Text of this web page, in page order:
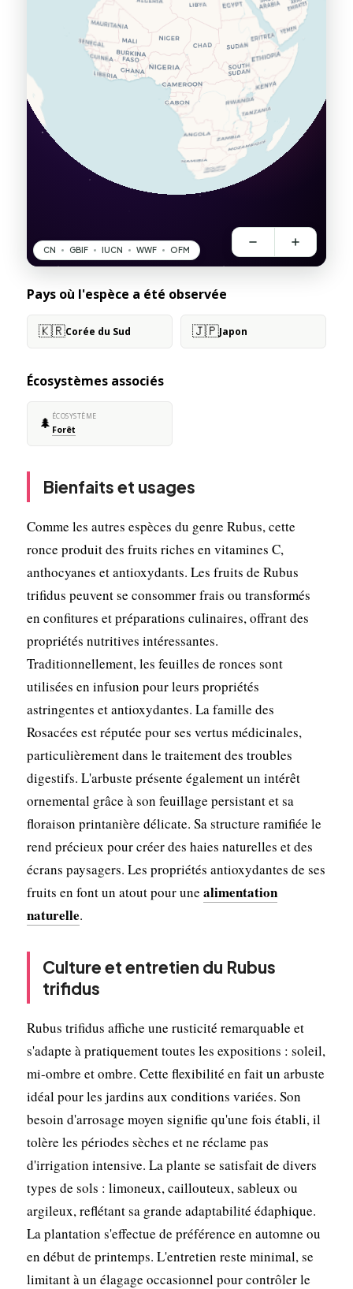
Pays où l'espèce a été observée
🇰🇷Corée du Sud 🇯🇵Japon
Écosystèmes associés
🌲 ÉCOSYSTÈME
Forêt
Bienfaits et usages
Comme les autres espèces du genre Rubus, cette
ronce produit des fruits riches en vitamines C,
anthocyanes et antioxydants. Les fruits de Rubus
trifidus peuvent se consommer frais ou transformés
en confitures et préparations culinaires, offrant des
propriétés nutritives intéressantes.
Traditionnellement, les feuilles de ronces sont
utilisées en infusion pour leurs propriétés
astringentes et antioxydantes. La famille des
Rosacées est réputée pour ses vertus médicinales,
particulièrement dans le traitement des troubles
digestifs. L'arbuste présente également un intérêt
ornemental grâce à son feuillage persistant et sa
floraison printanière délicate. Sa structure ramifiée le
rend précieux pour créer des haies naturelles et des
écrans paysagers. Les propriétés antioxydantes de ses
fruits en font un atout pour une alimentation
naturelle.
Culture et entretien du Rubus
trifidus
Rubus trifidus affiche une rusticité remarquable et
s'adapte à pratiquement toutes les expositions : soleil,
mi-ombre et ombre. Cette flexibilité en fait un arbuste
idéal pour les jardins aux conditions variées. Son
besoin d'arrosage moyen signifie qu'une fois établi, il
tolère les périodes sèches et ne réclame pas
d'irrigation intensive. La plante se satisfait de divers
types de sols : limoneux, caillouteux, sableux ou
argileux, reflétant sa grande adaptabilité édaphique.
La plantation s'effectue de préférence en automne ou
en début de printemps. L'entretien reste minimal, se
limitant à un élagage occasionnel pour contrôler le